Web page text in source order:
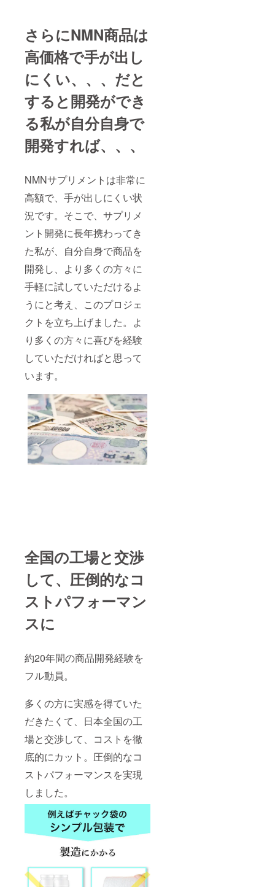
さらにNMN商品は
高価格で手が出し
にくい、、、だと
すると開発ができ
る私が自分自身で
開発すれば、、、
NMNサプリメントは非常に
高額で、手が出しにくい状
況です。そこで、サプリメ
ント開発に長年携わってき
た私が、自分自身で商品を
開発し、より多くの方々に
手軽に試していただけるよ
うにと考え、このプロジェ
クトを立ち上げました。よ
り多くの方々に喜びを経験
していただければと思って
います。
全国の工場と交渉
して、圧倒的なコ
ストパフォーマン
スに
約20年間の商品開発経験を
フル動員。
多くの方に実感を得ていた
だきたくて、日本全国の工
場と交渉して、コストを徹
底的にカット。圧倒的なコ
ストパフォーマンスを実現
しました。